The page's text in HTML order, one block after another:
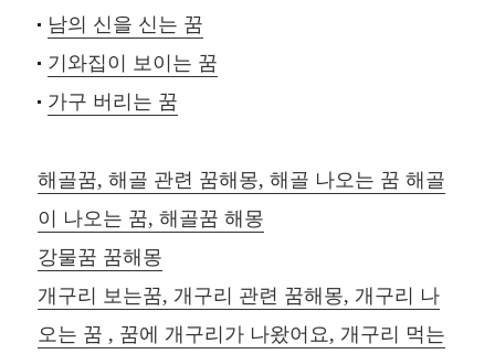
남의 신을 신는 꿈
기와집이 보이는 꿈
가구 버리는 꿈
해골꿈, 해골 관련 꿈해몽, 해골 나오는 꿈 해골
이 나오는 꿈, 해골꿈 해몽
강물꿈 꿈해몽
개구리 보는꿈, 개구리 관련 꿈해몽, 개구리 나
오는 꿈 , 꿈에 개구리가 나왔어요, 개구리 먹는